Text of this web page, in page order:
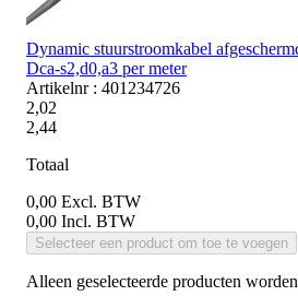
Dynamic stuurstroomkabel
Dca-s2,d0,a3 per meter
Artikelnr : 401234726
2,02
2,44
Totaal
0,00 Excl. BTW
0,00 Incl. BTW
Selecteer een product om toe te voegen
Alleen geselecteerde producten